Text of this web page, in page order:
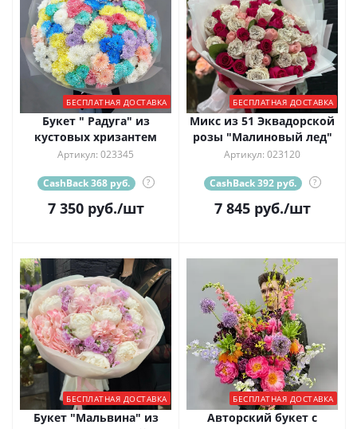
БЕСПЛАТНАЯ ДОСТАВКА
Букет " Радуга" из
кустовых хризантем
Артикул: 023345
CashBack 368 руб. ?
7 350руб./шт
БЕСПЛАТНАЯ ДОСТАВКА
Микс из 51 Эквадорской
розы "Малиновый лед"
Артикул: 023120
CashBack 392 руб. ?
7 845руб./шт
БЕСПЛАТНАЯ ДОСТАВКА
Букет "Мальвина" из
БЕСПЛАТНАЯ ДОСТАВКА
Авторский букет с